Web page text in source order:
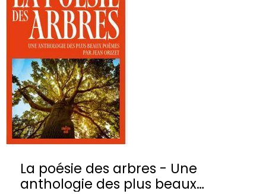
La poésie des arbres - Une
anthologie des plus beaux